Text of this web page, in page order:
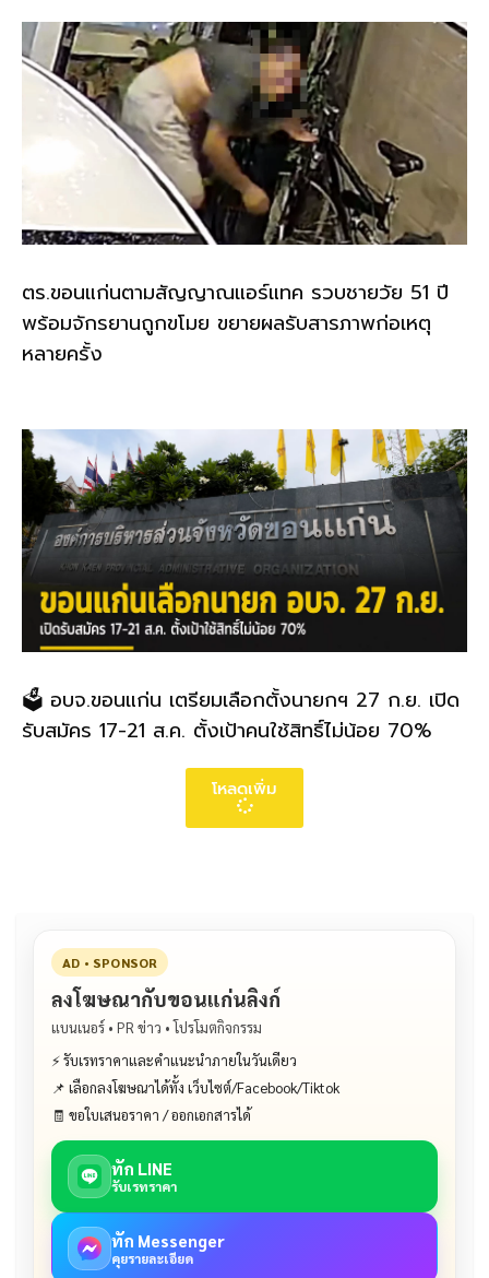
ตร.ขอนแก่นตามสัญญาณแอร์แทค รวบชายวัย 51 ปี
พร้อมจักรยานถูกขโมย ขยายผลรับสารภาพก่อเหตุ
หลายครั้ง
🗳️ อบจ.ขอนแก่น เตรียมเลือกตั้งนายกฯ 27 ก.ย. เปิด
รับสมัคร 17-21 ส.ค. ตั้งเป้าคนใช้สิทธิ์ไม่น้อย 70%
โหลดเพิ่ม
AD • SPONSOR
ลงโฆษณากับขอนแก่นลิงก์
แบนเนอร์ • PR ข่าว • โปรโมตกิจกรรม
⚡ รับเรทราคาและคำแนะนำภายในวันเดียว
📌 เลือกลงโฆษณาได้ทั้ง เว็บไซต์/Facebook/Tiktok
🧾 ขอใบเสนอราคา / ออกเอกสารได้
ทัก LINE
รับเรทราคา
ทัก Messenger
คุยรายละเอียด